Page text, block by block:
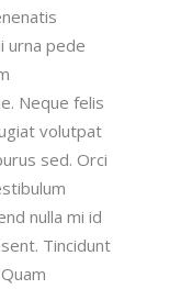
urna pede
Neque felis
volutpat
sed. Orci
nulla mi id
Tincidunt